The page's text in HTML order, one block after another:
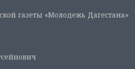
газеты «Молодежь Дагестана»